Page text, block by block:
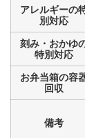
アレルギーの
別対応
刻み・おかゆ
特別対応
お弁当箱の容
回収
備考